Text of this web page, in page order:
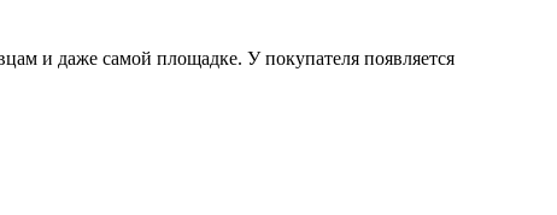
и даже самой площадке. У покупателя появляется